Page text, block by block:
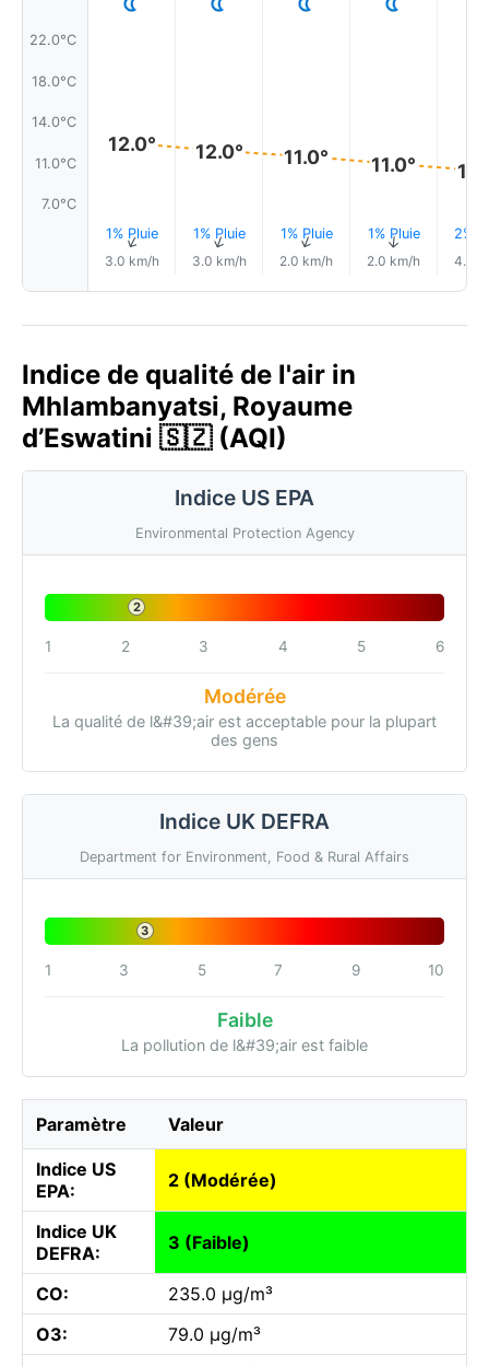
22.0°C
18.0°C
14.0°C
11.0°C
7.0°C
12.0°
1% Pluie
↑
3.0 km/h
12.0°
1% Pluie
↑
3.0 km/h
11.0°
1% Pluie
↑
2.0 km/h
11.0°
1% Pluie
↑
2.0 km/h
2%
4.0
Indice de qualité de l'air in
Mhlambanyatsi, Royaume
d’Eswatini 🇸🇿 (AQI)
Indice US EPA
Environmental Protection Agency
2
1 2 3 4 5 6
Modérée
La qualité de l&#39;air est acceptable pour la plupart
des gens
Indice UK DEFRA
Department for Environment, Food & Rural Affairs
3
1 3 5 7 9 10
Faible
La pollution de l&#39;air est faible
Paramètre Valeur
Indice US
EPA:
2 (Modérée)
Indice UK
DEFRA:
3 (Faible)
CO:
235.0 µg/m³
O3:
79.0 µg/m³